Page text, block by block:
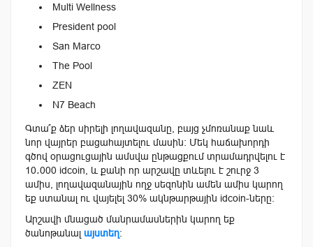
Multi Wellness
President pool
San Marco
The Pool
ZEN
N7 Beach
Գտա՞ք ձեր սիրելի լողավազանը, բայց չմոռանաք նաև
նոր վայրեր բացահայտելու մասին։ Մեկ հաճախորդի
գծով օրացուցային ամսվա ընթացքում տրամադրվելու է
10․000 idcoin, և քանի որ արշավը տևելու է շուրջ 3
ամիս, լողավազանային ողջ սեզոնին ամեն ամիս կարող
եք ստանալ ու վայելել 30% ակնթարթային idcoin-ները:
Արշավի մնացած մանրամասներին կարող եք
ծանոթանալ այստեղ։